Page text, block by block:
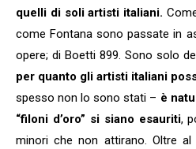
quelli di soli artisti italiani.
come Fontana sono passate in
opere; di Boetti 899. Sono solo
per quanto gli artisti italiani
spesso non lo sono stati – è
“filoni d’oro” si siano esauriti,
minori che non attirano. Oltre